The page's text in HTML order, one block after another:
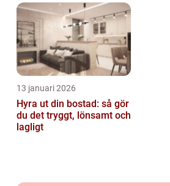
13 januari 2026
Hyra ut din bostad: så gör
du det tryggt, lönsamt och
lagligt